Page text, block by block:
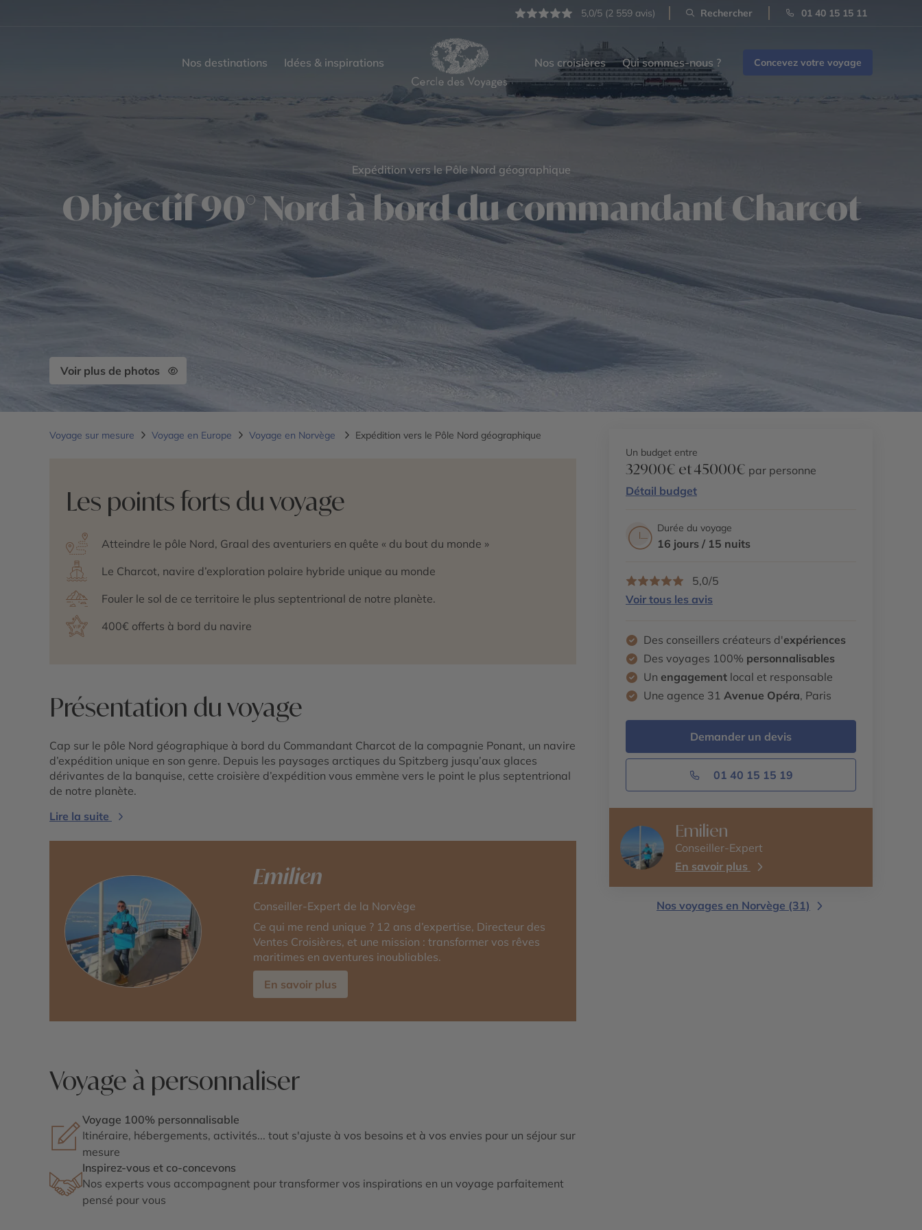
5,0/5 (2 559 avis) Rechercher 01 40 15 15 11
Nos destinations Idées & inspirations Nos croisières Qui sommes-nous ? Concevez votre voyage
Expédition vers le Pôle Nord géographique
Objectif 90° Nord à bord du commandant Charcot
Voir plus de photos
Voyage sur mesure Voyage en Europe Voyage en Norvège Expédition vers le Pôle Nord géographique
Les points forts du voyage
Atteindre le pôle Nord, Graal des aventuriers en quête « du bout du monde »
Le Charcot, navire d’exploration polaire hybride unique au monde
Fouler le sol de ce territoire le plus septentrional de notre planète.
400€ offerts à bord du navire
Présentation du voyage
Cap sur le pôle Nord géographique à bord du Commandant Charcot de la compagnie Ponant, un navire
d’expédition unique en son genre. Depuis les paysages arctiques du Spitzberg jusqu’aux glaces
dérivantes de la banquise, cette croisière d’expédition vous emmène vers le point le plus septentrional
de notre planète.
Lire la suite
Emilien
Conseiller-Expert de la Norvège
Ce qui me rend unique ? 12 ans d’expertise, Directeur des
Ventes Croisières, et une mission : transformer vos rêves
maritimes en aventures inoubliables.
En savoir plus
Voyage à personnaliser
Voyage 100% personnalisable
Itinéraire, hébergements, activités... tout s'ajuste à vos besoins et à vos envies pour un séjour sur
mesure
Inspirez-vous et co-concevons
Nos experts vous accompagnent pour transformer vos inspirations en un voyage parfaitement
pensé pour vous
Un budget entre
32900€ et 45000€ par personne
Détail budget
Durée du voyage
16 jours / 15 nuits
5,0/5
Voir tous les avis
Des conseillers créateurs d'expériences
Des voyages 100% personnalisables
Un engagement local et responsable
Une agence 31 Avenue Opéra, Paris
Demander un devis
01 40 15 15 19
Emilien
Conseiller-Expert
En savoir plus
Nos voyages en Norvège (31)